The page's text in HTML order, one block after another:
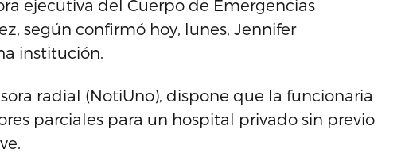
ejecutiva del Cuerpo de Emergencias
según confirmó hoy, lunes, Jennifer
institución.
radial (NotiUno), dispone que la funcionaria
parciales para un hospital privado sin previo